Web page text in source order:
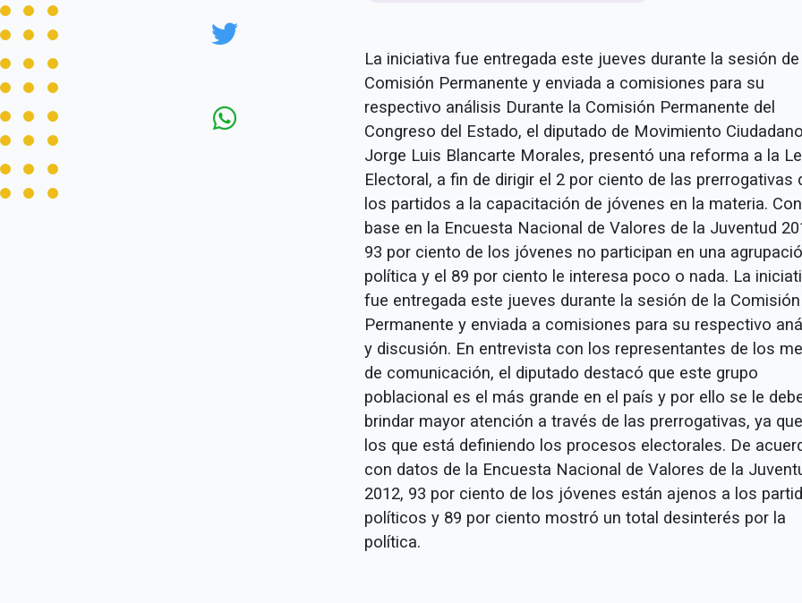
La iniciativa fue entregada este jueves durante la sesión
Comisión Permanente y enviada a comisiones para su
respectivo análisis Durante la Comisión Permanente del
Congreso del Estado, el diputado de Movimiento
Jorge Luis Blancarte Morales, presentó una reforma a la
Electoral, a fin de dirigir el 2 por ciento de las prerrogativas
los partidos a la capacitación de jóvenes en la materia. Con
base en la Encuesta Nacional de Valores de la Juventud
93 por ciento de los jóvenes no participan en una
política y el 89 por ciento le interesa poco o nada. La
fue entregada este jueves durante la sesión de la Comisión
Permanente y enviada a comisiones para su respectivo
y discusión. En entrevista con los representantes de los
de comunicación, el diputado destacó que este grupo
poblacional es el más grande en el país y por ello se le
brindar mayor atención a través de las prerrogativas, ya
los que está definiendo los procesos electorales. De
con datos de la Encuesta Nacional de Valores de la
2012, 93 por ciento de los jóvenes están ajenos a los
políticos y 89 por ciento mostró un total desinterés por la
política.